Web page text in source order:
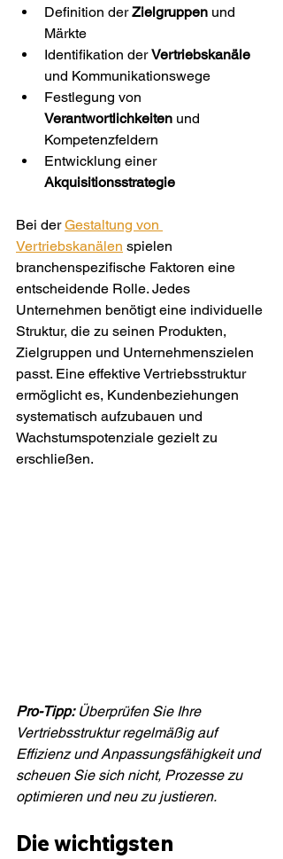
Definition der Zielgruppen und
Märkte
Identifikation der Vertriebskanäle
und Kommunikationswege
Festlegung von
Verantwortlichkeiten und
Kompetenzfeldern
Entwicklung einer
Akquisitionsstrategie
Bei der Gestaltung von
Vertriebskanälen spielen
branchenspezifische Faktoren eine
entscheidende Rolle. Jedes
Unternehmen benötigt eine individuelle
Struktur, die zu seinen Produkten,
Zielgruppen und Unternehmenszielen
passt. Eine effektive Vertriebsstruktur
ermöglicht es, Kundenbeziehungen
systematisch aufzubauen und
Wachstumspotenziale gezielt zu
erschließen.
Pro-Tipp: Überprüfen Sie Ihre
Vertriebsstruktur regelmäßig auf
Effizienz und Anpassungsfähigkeit und
scheuen Sie sich nicht, Prozesse zu
optimieren und neu zu justieren.
Die wichtigsten